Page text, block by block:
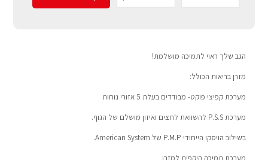
הגב שלך ראוי לתמיכה מושלמת!
מזרן בריאות הכולל:
מערכת קפיצי פוקט- מבודדים בעלת 5 אזורי נוחות
מערכת P.S.S להשוואת לחצים ואיזון מושלם של הגוף.
בשילוב הויסקו הייחודי P.M.P של American System.
מערכת תמיכה היקפית למזרן